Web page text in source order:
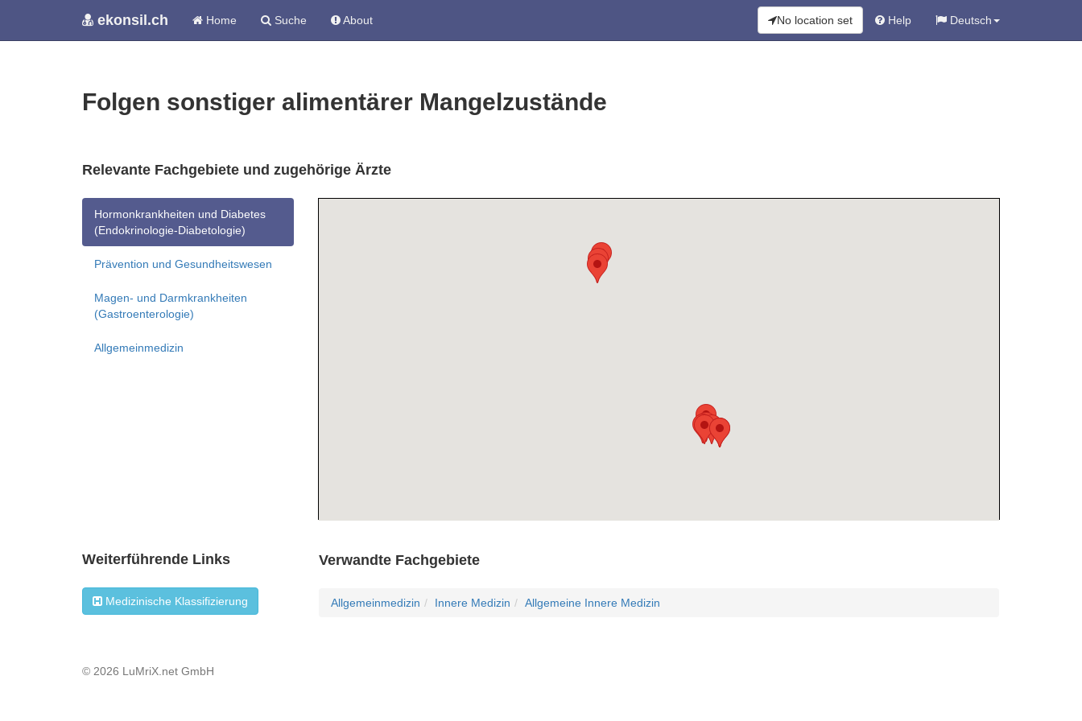
ekonsil.ch Home Suche About No location set Help Deutsch
Folgen sonstiger alimentärer Mangelzustände
Relevante Fachgebiete und zugehörige Ärzte
Hormonkrankheiten und Diabetes
(Endokrinologie-Diabetologie)
Prävention und Gesundheitswesen
Magen- und Darmkrankheiten
(Gastroenterologie)
Allgemeinmedizin
Verwandte Fachgebiete
Allgemeinmedizin Innere Medizin Allgemeine Innere Medizin
Weiterführende Links
Medizinische Klassifizierung
© 2026 LuMriX.net GmbH